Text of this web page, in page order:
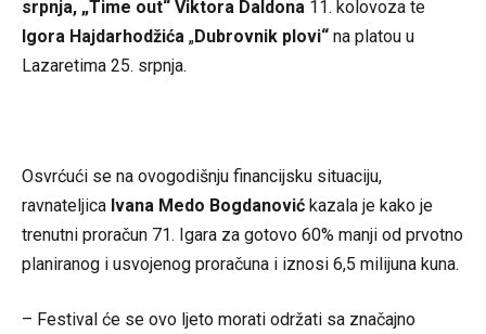
srpnja, „Time out“ Viktora Daldona 11. kolovoza te
Igora Hajdarhodžića „Dubrovnik plovi“ na platou u
Lazaretima 25. srpnja.
Osvrćući se na ovogodišnju financijsku situaciju,
ravnateljica Ivana Medo Bogdanović kazala je kako je
trenutni proračun 71. Igara za gotovo 60% manji od prvotno
planiranog i usvojenog proračuna i iznosi 6,5 milijuna kuna.
– Festival će se ovo ljeto morati održati sa značajno